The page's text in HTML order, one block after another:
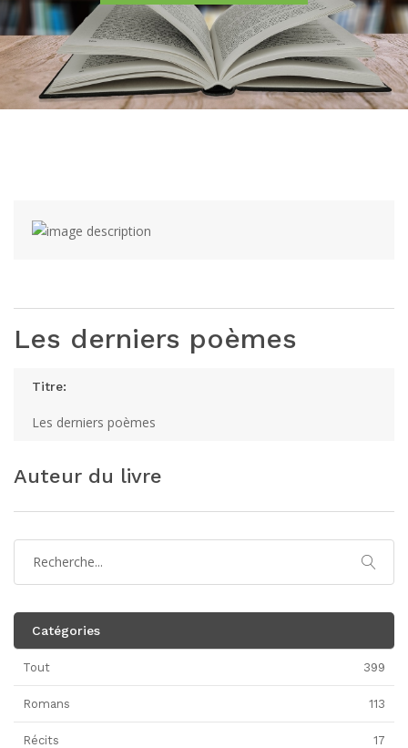
Les derniers poèmes
Titre:
Les derniers poèmes
Auteur du livre
Catégories
Tout 399
Romans 113
Récits 17